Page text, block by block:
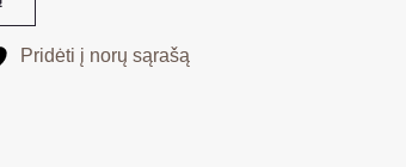
Pridėti į norų sąrašą